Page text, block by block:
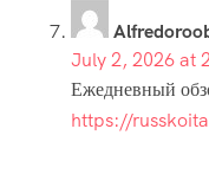
July 2, 2026 at
Ежедневный
https://